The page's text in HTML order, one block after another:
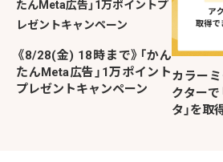
《8/28(金) 18時まで》「かん
たんMeta広告」1万ポイント
プレゼントキャンペーン
カラー
クター
タ」を取